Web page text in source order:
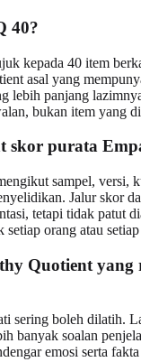
40?
kepada 40 item
asal yang
lebih panjang
bukan item yang
skor purata
sampel, versi,
Jalur skor
tetapi tidak patut
setiap orang atau
Quotient yang
sering boleh dilatih.
banyak soalan
emosi serta